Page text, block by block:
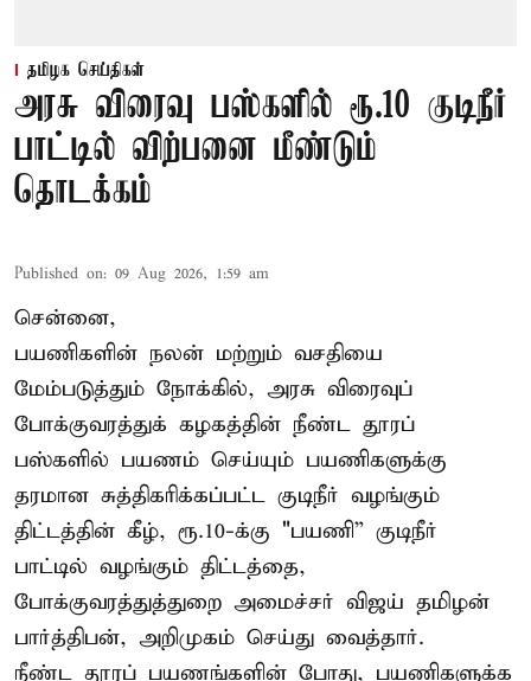
தமிழக செய்திகள்
அரசு விரைவு பஸ்களில் ரூ.10 குடிநீர்
பாட்டில் விற்பனை மீண்டும்
தொடக்கம்
Published on: 09 Aug 2026, 1:59 am
சென்னை,
பயணிகளின் நலன் மற்றும் வசதியை
மேம்படுத்தும் நோக்கில், அரசு விரைவுப்
போக்குவரத்துக் கழகத்தின் நீண்ட தூரப்
பஸ்களில் பயணம் செய்யும் பயணிகளுக்கு
தரமான சுத்திகரிக்கப்பட்ட குடிநீர் வழங்கும்
திட்டத்தின் கீழ், ரூ.10-க்கு "பயணி” குடிநீர்
பாட்டில் வழங்கும் திட்டத்தை,
போக்குவரத்துத்துறை அமைச்சர் விஜய் தமிழன்
பார்த்திபன், அறிமுகம் செய்து வைத்தார்.
நீண்ட தூரப் பயணங்களின் போது, பயணிகளுக்க